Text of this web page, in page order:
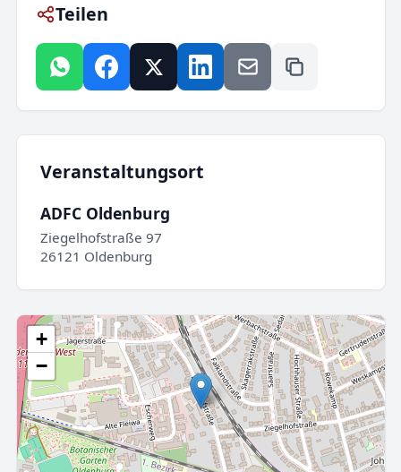
Teilen
Veranstaltungsort
ADFC Oldenburg
Ziegelhofstraße 97
26121 Oldenburg
+
−